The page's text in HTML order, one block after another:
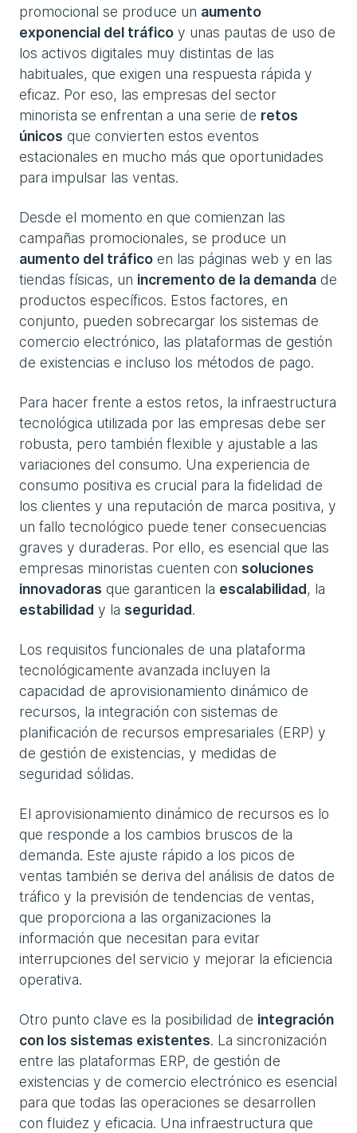
promocional se produce un aumento
exponencial del tráfico y unas pautas de uso de
los activos digitales muy distintas de las
habituales, que exigen una respuesta rápida y
eficaz. Por eso, las empresas del sector
minorista se enfrentan a una serie de retos
únicos que convierten estos eventos
estacionales en mucho más que oportunidades
para impulsar las ventas.
Desde el momento en que comienzan las
campañas promocionales, se produce un
aumento del tráfico en las páginas web y en las
tiendas físicas, un incremento de la demanda de
productos específicos. Estos factores, en
conjunto, pueden sobrecargar los sistemas de
comercio electrónico, las plataformas de gestión
de existencias e incluso los métodos de pago.
Para hacer frente a estos retos, la infraestructura
tecnológica utilizada por las empresas debe ser
robusta, pero también flexible y ajustable a las
variaciones del consumo. Una experiencia de
consumo positiva es crucial para la fidelidad de
los clientes y una reputación de marca positiva, y
un fallo tecnológico puede tener consecuencias
graves y duraderas. Por ello, es esencial que las
empresas minoristas cuenten con soluciones
innovadoras que garanticen la escalabilidad, la
estabilidad y la seguridad.
Los requisitos funcionales de una plataforma
tecnológicamente avanzada incluyen la
capacidad de aprovisionamiento dinámico de
recursos, la integración con sistemas de
planificación de recursos empresariales (ERP) y
de gestión de existencias, y medidas de
seguridad sólidas.
El aprovisionamiento dinámico de recursos es lo
que responde a los cambios bruscos de la
demanda. Este ajuste rápido a los picos de
ventas también se deriva del análisis de datos de
tráfico y la previsión de tendencias de ventas,
que proporciona a las organizaciones la
información que necesitan para evitar
interrupciones del servicio y mejorar la eficiencia
operativa.
Otro punto clave es la posibilidad de integración
con los sistemas existentes. La sincronización
entre las plataformas ERP, de gestión de
existencias y de comercio electrónico es esencial
para que todas las operaciones se desarrollen
con fluidez y eficacia. Una infraestructura que